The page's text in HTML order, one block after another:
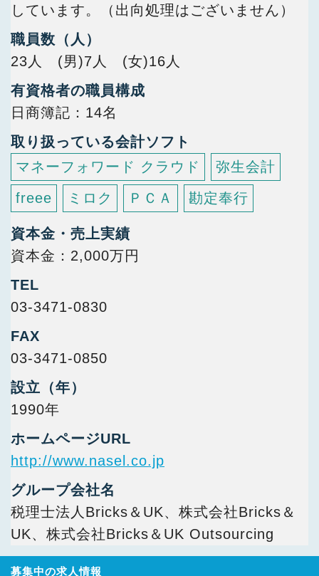
しています。（出向処理はございません）
職員数（人）
23人 (男)7人 (女)16人
有資格者の職員構成
日商簿記
14名
取り扱っている会計ソフト
マネーフォワード クラウド
弥生会計
freee
ミロク ＰＣＡ 勘定奉行
資本金・売上実績
資本金：2,000万円
TEL
03-3471-0830
FAX
03-3471-0850
設立（年）
1990年
ホームページURL
http://www.nasel.co.jp
グループ会社名
税理士法人Bricks＆UK、株式会社Bricks＆
UK、株式会社Bricks＆UK Outsourcing
募集中の求人情報